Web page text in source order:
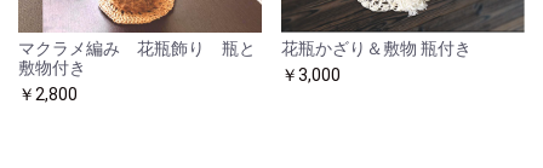
マクラメ編み 花瓶飾り 瓶と
敷物付き
￥2,800
花瓶かざり＆敷物 瓶付き
￥3,000